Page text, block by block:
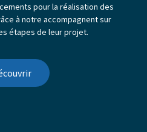
pour la réalisation des
à notre accompagnent sur
étapes de leur projet.